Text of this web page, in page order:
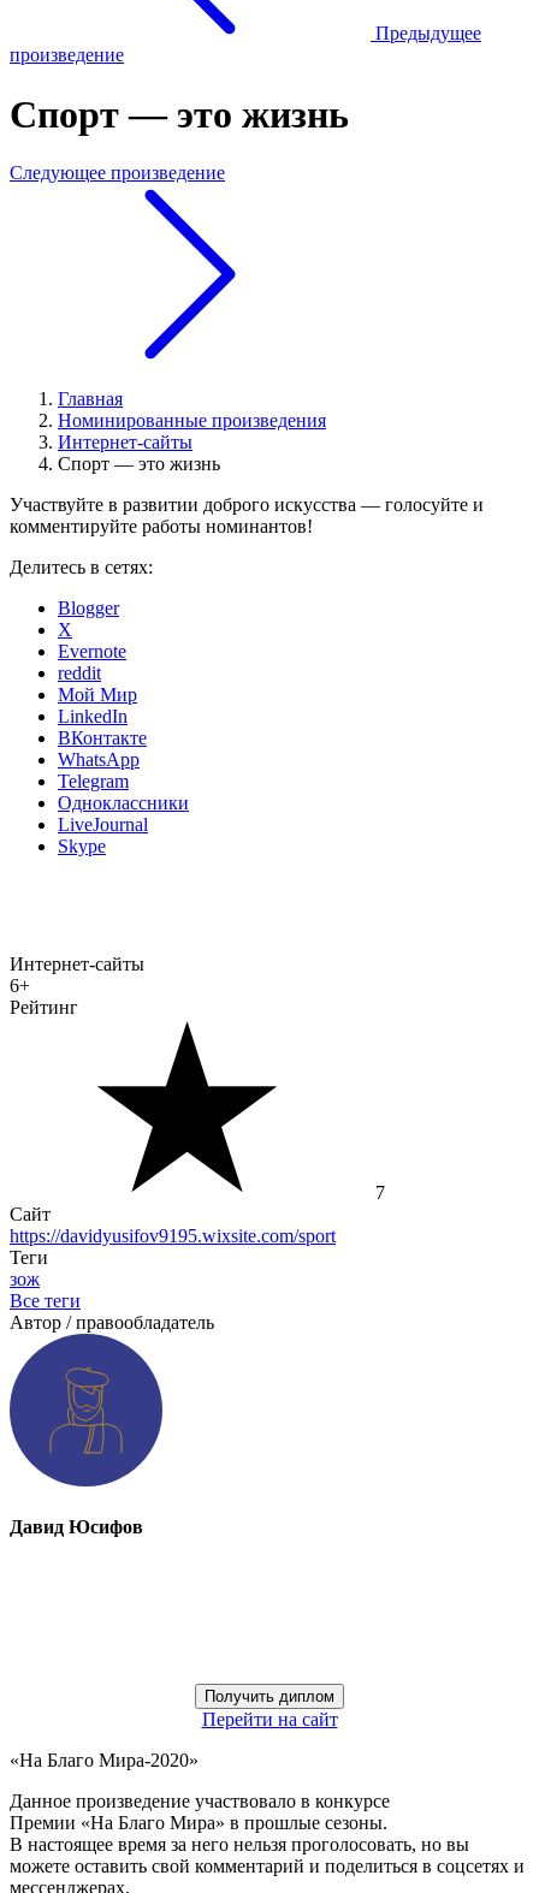
Предыдущее
произведение
Спорт — это жизнь
Следующее произведение
Главная
Номинированные произведения
Интернет-сайты
Спорт — это жизнь
Участвуйте в развитии доброго искусства — голосуйте и
комментируйте работы номинантов!
Делитесь в сетях:
Blogger
X
Evernote
reddit
Мой Мир
LinkedIn
ВКонтакте
WhatsApp
Telegram
Одноклассники
LiveJournal
Skype
Интернет-сайты
6+
Рейтинг
7
Сайт
https://davidyusifov9195.wixsite.com/sport
Теги
зож
Все теги
Автор / правообладатель
Давид Юсифов
Получить диплом
Перейти на сайт
«На Благо Мира-2020»
Данное произведение участвовало в конкурсе
Премии «На Благо Мира» в прошлые сезоны.
В настоящее время за него нельзя проголосовать, но вы
можете оставить свой комментарий и поделиться в соцсетях и
мессенджерах.